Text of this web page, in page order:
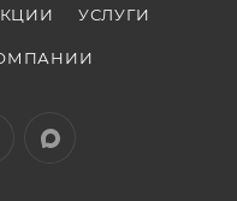
УСЛУГИ